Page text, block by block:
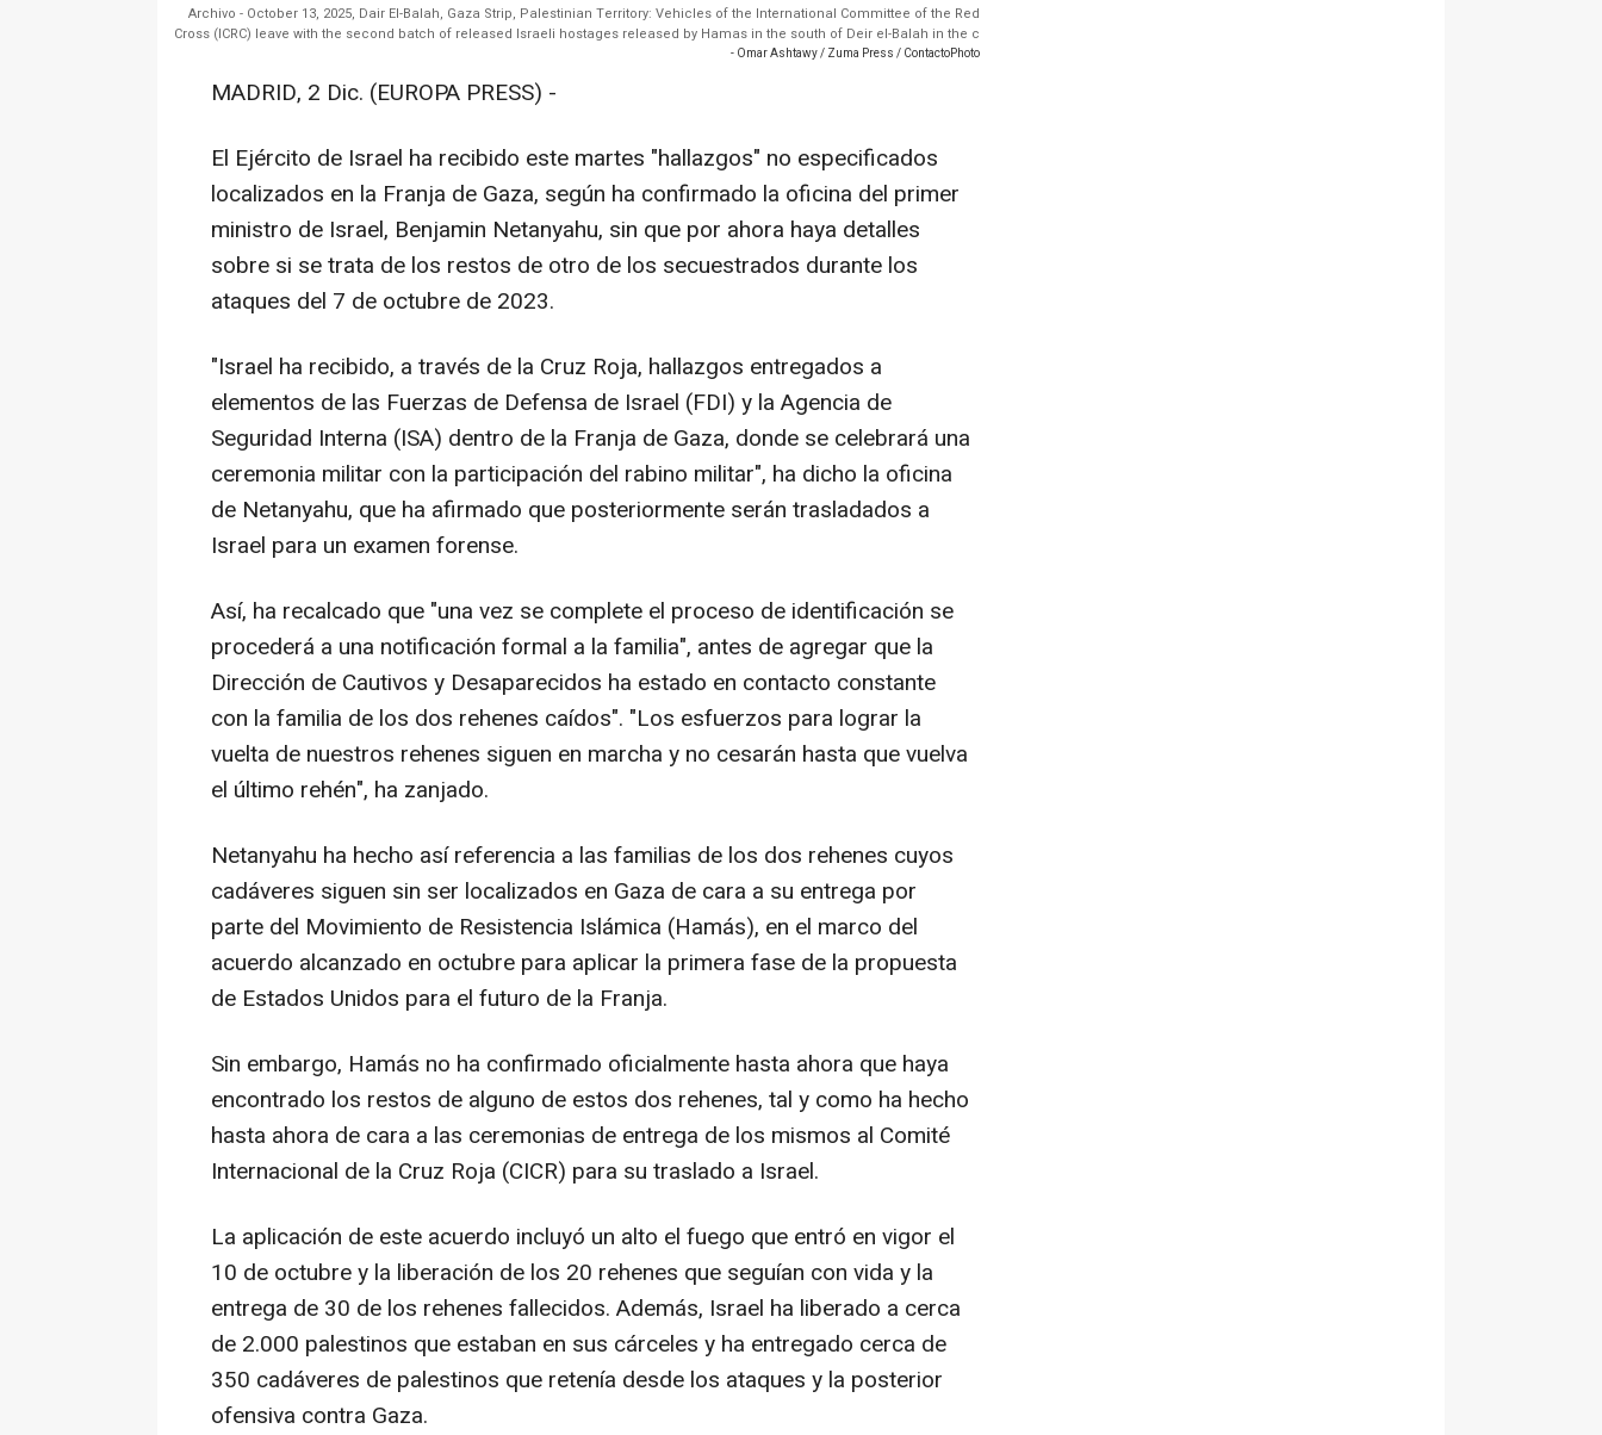
Archivo - October 13, 2025, Dair El-Balah, Gaza Strip, Palestinian Territory: Vehicles of the International Committee of the Red
Cross (ICRC) leave with the second batch of released Israeli hostages released by Hamas in the south of Deir el-Balah in the c
- Omar Ashtawy / Zuma Press / ContactoPhoto
MADRID, 2 Dic. (EUROPA PRESS) -
El Ejército de Israel ha recibido este martes "hallazgos" no especificados
localizados en la Franja de Gaza, según ha confirmado la oficina del primer
ministro de Israel, Benjamin Netanyahu, sin que por ahora haya detalles
sobre si se trata de los restos de otro de los secuestrados durante los
ataques del 7 de octubre de 2023.
"Israel ha recibido, a través de la Cruz Roja, hallazgos entregados a
elementos de las Fuerzas de Defensa de Israel (FDI) y la Agencia de
Seguridad Interna (ISA) dentro de la Franja de Gaza, donde se celebrará una
ceremonia militar con la participación del rabino militar", ha dicho la oficina
de Netanyahu, que ha afirmado que posteriormente serán trasladados a
Israel para un examen forense.
Así, ha recalcado que "una vez se complete el proceso de identificación se
procederá a una notificación formal a la familia", antes de agregar que la
Dirección de Cautivos y Desaparecidos ha estado en contacto constante
con la familia de los dos rehenes caídos". "Los esfuerzos para lograr la
vuelta de nuestros rehenes siguen en marcha y no cesarán hasta que vuelva
el último rehén", ha zanjado.
Netanyahu ha hecho así referencia a las familias de los dos rehenes cuyos
cadáveres siguen sin ser localizados en Gaza de cara a su entrega por
parte del Movimiento de Resistencia Islámica (Hamás), en el marco del
acuerdo alcanzado en octubre para aplicar la primera fase de la propuesta
de Estados Unidos para el futuro de la Franja.
Sin embargo, Hamás no ha confirmado oficialmente hasta ahora que haya
encontrado los restos de alguno de estos dos rehenes, tal y como ha hecho
hasta ahora de cara a las ceremonias de entrega de los mismos al Comité
Internacional de la Cruz Roja (CICR) para su traslado a Israel.
La aplicación de este acuerdo incluyó un alto el fuego que entró en vigor el
10 de octubre y la liberación de los 20 rehenes que seguían con vida y la
entrega de 30 de los rehenes fallecidos. Además, Israel ha liberado a cerca
de 2.000 palestinos que estaban en sus cárceles y ha entregado cerca de
350 cadáveres de palestinos que retenía desde los ataques y la posterior
ofensiva contra Gaza.